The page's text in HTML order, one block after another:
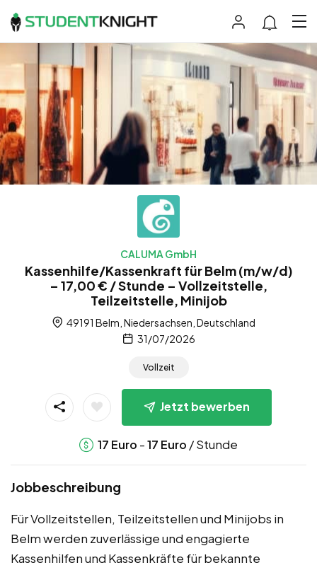
CALUMA GmbH
Kassenhilfe/Kassenkraft für Belm (m/w/d)
– 17,00 € / Stunde – Vollzeitstelle,
Teilzeitstelle, Minijob
49191 Belm, Niedersachsen, Deutschland
31/07/2026
Vollzeit
Jetzt bewerben
17 Euro -17 Euro / Stunde
Jobbeschreibung
Für Vollzeitstellen, Teilzeitstellen und Minijobs in
Belm werden zuverlässige und engagierte
Kassenhilfen und Kassenkräfte für bekannte